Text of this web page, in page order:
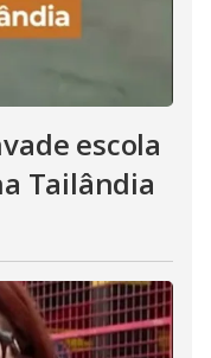
escola
Tailândia